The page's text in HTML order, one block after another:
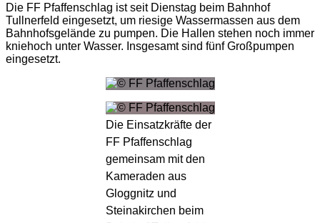
Die FF Pfaffenschlag ist seit Dienstag beim Bahnhof
Tullnerfeld eingesetzt, um riesige Wassermassen aus dem
Bahnhofsgelände zu pumpen. Die Hallen stehen noch immer
kniehoch unter Wasser. Insgesamt sind fünf Großpumpen
eingesetzt.
Die Einsatzkräfte der
FF Pfaffenschlag
gemeinsam mit den
Kameraden aus
Gloggnitz und
Steinakirchen beim